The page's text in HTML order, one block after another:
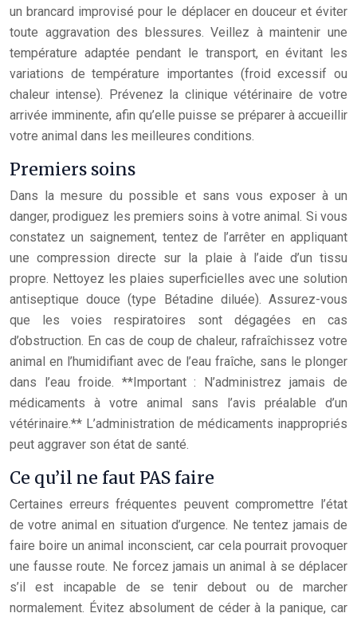
un brancard improvisé pour le déplacer en douceur et éviter
toute aggravation des blessures. Veillez à maintenir une
température adaptée pendant le transport, en évitant les
variations de température importantes (froid excessif ou
chaleur intense). Prévenez la clinique vétérinaire de votre
arrivée imminente, afin qu’elle puisse se préparer à accueillir
votre animal dans les meilleures conditions.
Premiers soins
Dans la mesure du possible et sans vous exposer à un
danger, prodiguez les premiers soins à votre animal. Si vous
constatez un saignement, tentez de l’arrêter en appliquant
une compression directe sur la plaie à l’aide d’un tissu
propre. Nettoyez les plaies superficielles avec une solution
antiseptique douce (type Bétadine diluée). Assurez-vous
que les voies respiratoires sont dégagées en cas
d’obstruction. En cas de coup de chaleur, rafraîchissez votre
animal en l’humidifiant avec de l’eau fraîche, sans le plonger
dans l’eau froide. **Important : N’administrez jamais de
médicaments à votre animal sans l’avis préalable d’un
vétérinaire.** L’administration de médicaments inappropriés
peut aggraver son état de santé.
Ce qu’il ne faut PAS faire
Certaines erreurs fréquentes peuvent compromettre l’état
de votre animal en situation d’urgence. Ne tentez jamais de
faire boire un animal inconscient, car cela pourrait provoquer
une fausse route. Ne forcez jamais un animal à se déplacer
s’il est incapable de se tenir debout ou de marcher
normalement. Évitez absolument de céder à la panique, car